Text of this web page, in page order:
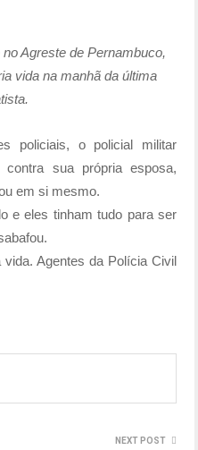
Agreste de Pernambuco,
vida na manhã da última
policiais, o policial militar
sua própria esposa,
em si mesmo.
e eles tinham tudo para ser
Agentes da Polícia Civil
NEXT POST